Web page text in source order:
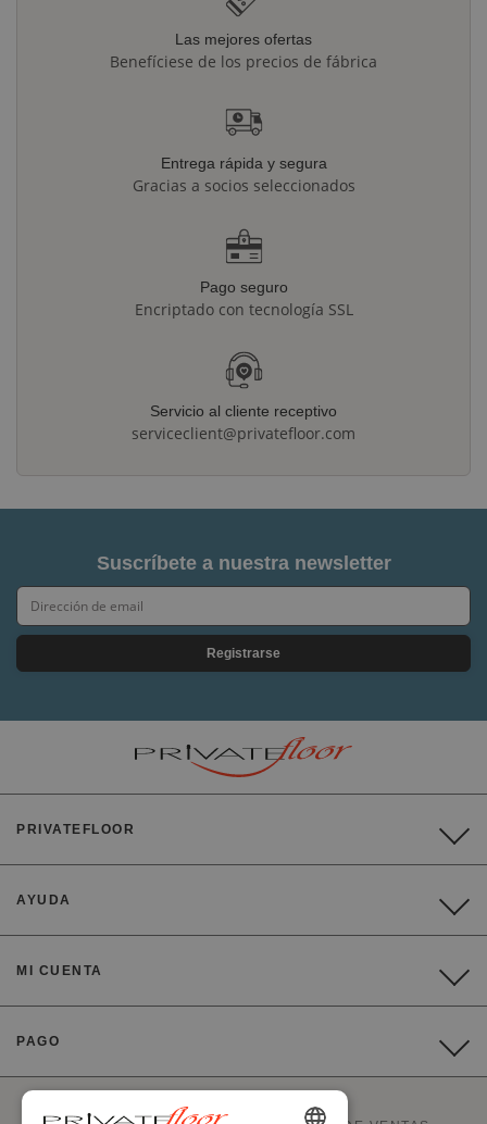
Las mejores ofertas
Benefíciese de los precios de fábrica
Entrega rápida y segura
Gracias a socios seleccionados
Pago seguro
Encriptado con tecnología SSL
Servicio al cliente receptivo
serviceclient@privatefloor.com
Suscríbete a nuestra newsletter
Registrarse
PRIVATEFLOOR
AYUDA
MI CUENTA
PAGO